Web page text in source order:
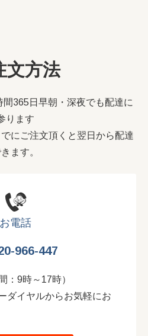
文方法
365日早朝・深夜でも配達に
ります
にご注文頂くと翌日から配達
ます。
お電話
966-447
：9時～17時）
ダイヤルからお気軽にお